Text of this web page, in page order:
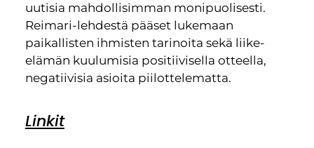
uutisia mahdollisimman monipuolisesti.
Reimari-lehdestä pääset lukemaan
paikallisten ihmisten tarinoita sekä liike-
elämän kuulumisia positiivisella otteella,
negatiivisia asioita piilottelematta.
Linkit